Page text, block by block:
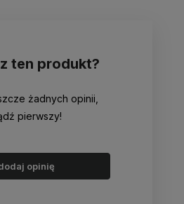
ten produkt?
żadnych opinii,
pierwszy!
opinię